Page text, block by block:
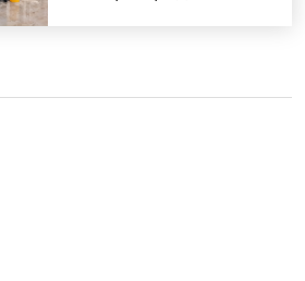
чистой воды метод